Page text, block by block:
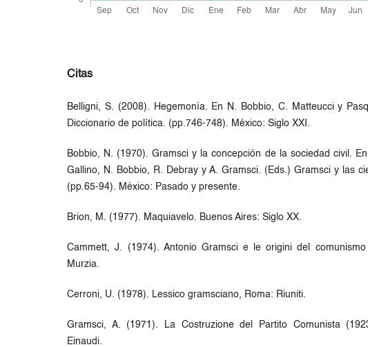
Citas
Belligni, S. (2008). Hegemonía. En N. Bobbio, C. Matteucci y
Diccionario de política. (pp.746-748). México: Siglo XXI.
Bobbio, N. (1970). Gramsci y la concepción de la sociedad civil.
Gallino, N. Bobbio, R. Debray y A. Gramsci. (Eds.) Gramsci y las
(pp.65-94). México: Pasado y presente.
Brion, M. (1977). Maquiavelo. Buenos Aires: Siglo XX.
Cammett, J. (1974). Antonio Gramsci e le origini del
Murzia.
Cerroni, U. (1978). Lessico gramsciano, Roma: Riuniti.
Gramsci, A. (1971). La Costruzione del Partito Comunista
Einaudi.